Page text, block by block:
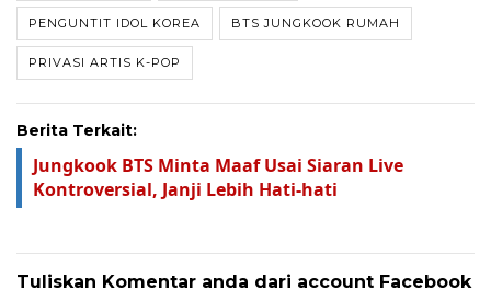
PENGUNTIT IDOL KOREA BTS JUNGKOOK RUMAH
PRIVASI ARTIS K-POP
Berita Terkait:
Jungkook BTS Minta Maaf Usai Siaran Live
Kontroversial, Janji Lebih Hati-hati
Tuliskan Komentar anda dari account Facebook